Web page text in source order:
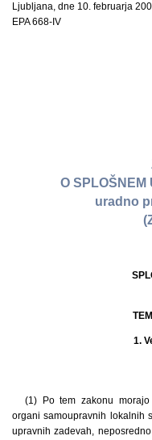
Ljubljana, dne 10. februarja
EPA 668-IV
O SPLOŠNEM
uradno
1.
(1) Po tem zakonu
organi samoupravnih lokalnih
upravnih zadevah,